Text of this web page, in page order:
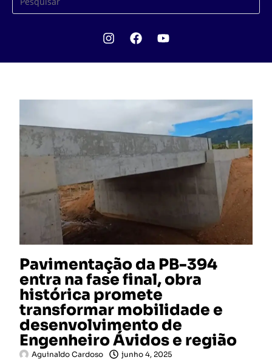
Pavimentação da PB-394
entra na fase final, obra
histórica promete
transformar mobilidade e
desenvolvimento de
Engenheiro Ávidos e região
Aguinaldo Cardoso
junho 4, 2025